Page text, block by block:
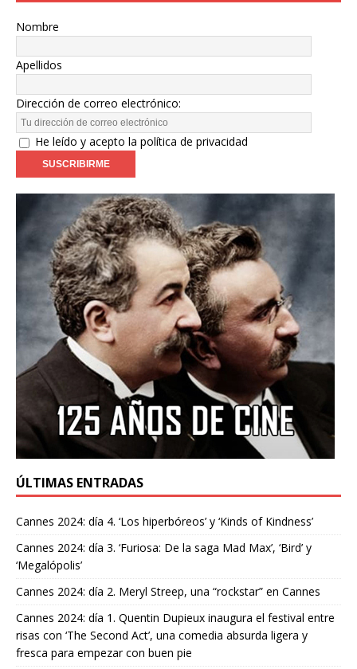
Nombre
Apellidos
Dirección de correo electrónico:
He leído y acepto la política de privacidad
ÚLTIMAS ENTRADAS
Cannes 2024: día 4. ‘Los hiperbóreos’ y ‘Kinds of Kindness’
Cannes 2024: día 3. ‘Furiosa: De la saga Mad Max’, ‘Bird’ y
‘Megalópolis’
Cannes 2024: día 2. Meryl Streep, una “rockstar” en Cannes
Cannes 2024: día 1. Quentin Dupieux inaugura el festival entre
risas con ‘The Second Act’, una comedia absurda ligera y
fresca para empezar con buen pie